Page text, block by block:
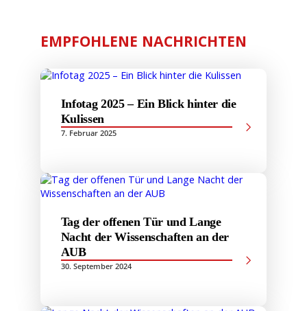
EMPFOHLENE NACHRICHTEN
Infotag 2025 – Ein Blick hinter die
Kulissen
7. Februar 2025
Tag der offenen Tür und Lange
Nacht der Wissenschaften an der
AUB
30. September 2024